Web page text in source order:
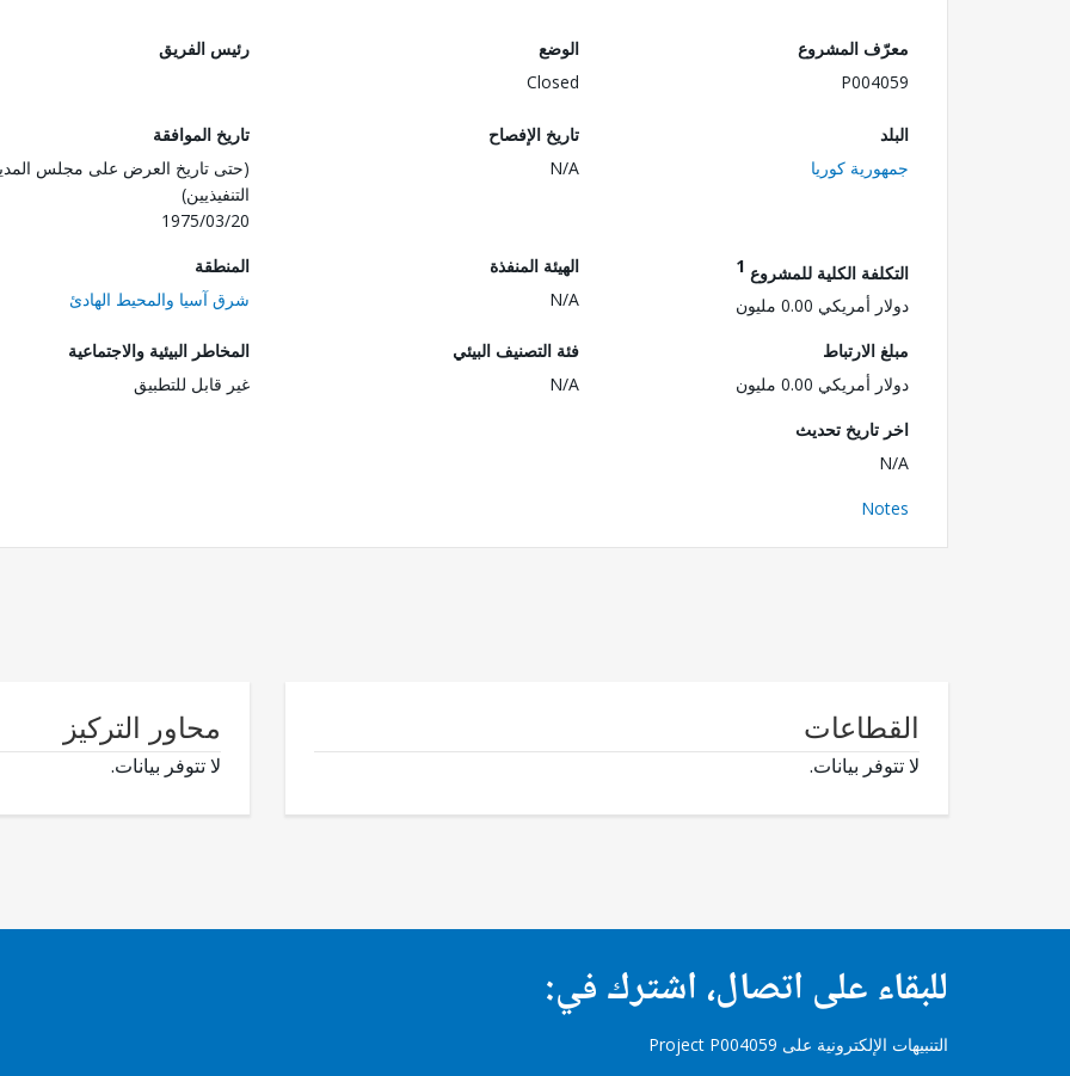
معرّف المشروع
P004059
الوضع
Closed
رئيس الفريق
البلد
جمهورية كوريا
تاريخ الإفصاح
N/A
تاريخ الموافقة
(حتى تاريخ العرض على مجلس
التنفيذيين)
1975/03/20
التكلفة الكلية للمشروع 1
دولار أمريكي 0.00 مليون
الهيئة المنفذة
N/A
المنطقة
شرق آسيا والمحيط الهادئ
مبلغ الارتباط
دولار أمريكي 0.00 مليون
فئة التصنيف البيئي
N/A
المخاطر البيئية والاجتماعية
غير قابل للتطبيق
اخر تاريخ تحديث
N/A
Notes
القطاعات
لا تتوفر بيانات.
محاور التركيز
لا تتوفر بيانات.
للبقاء على اتصال، اشترك في:
التنبيهات الإلكترونية على Project P004059